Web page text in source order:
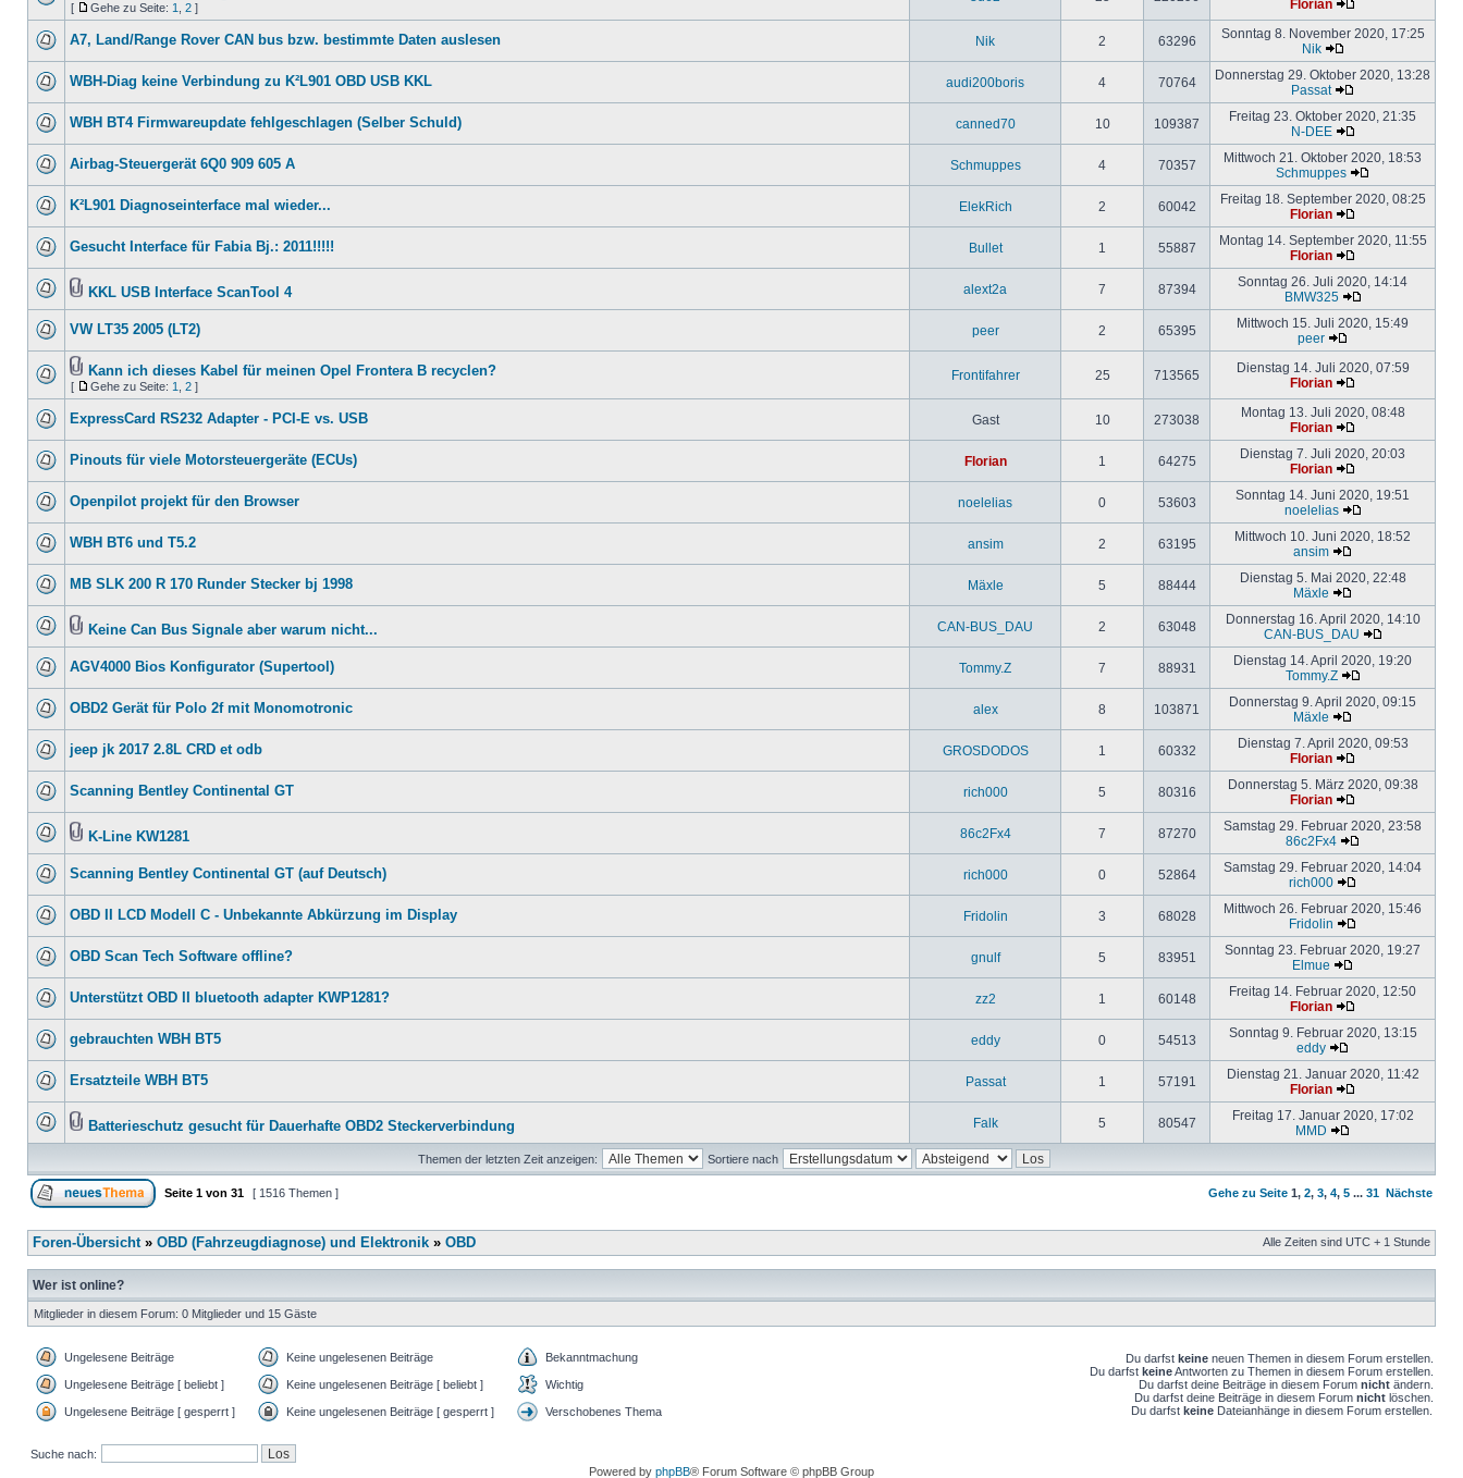
[ Gehe zu Seite: 1 2 ]
Florian
A7, Land/Range Rover CAN bus bzw. bestimmte Daten auslesen Nik 2 63296
Sonntag 8. November 2020, 17:25
Nik
WBH-Diag keine Verbindung zu K²L901 OBD USB KKL audi200boris 4 70764
Donnerstag 29. Oktober 2020, 13:28
Passat
WBH BT4 Firmwareupdate fehlgeschlagen (Selber Schuld) canned70 10 109387
Freitag 23. Oktober 2020, 21:35
N-DEE
Airbag-Steuergerät 6Q0 909 605 A Schmuppes 4 70357
Mittwoch 21. Oktober 2020, 18:53
Schmuppes
K²L901 Diagnoseinterface mal wieder... ElekRich 2 60042
Freitag 18. September 2020, 08:25
Florian
Gesucht Interface für Fabia Bj.: 2011!!!!! Bullet 1 55887
Montag 14. September 2020, 11:55
Florian
KKL USB Interface ScanTool 4 alext2a 7 87394
Sonntag 26. Juli 2020, 14:14
BMW325
VW LT35 2005 (LT2) peer 2 65395
Mittwoch 15. Juli 2020, 15:49
peer
Kann ich dieses Kabel für meinen Opel Frontera B recyclen?
[ Gehe zu Seite: 1 2 ]
Frontifahrer 25 713565
Dienstag 14. Juli 2020, 07:59
Florian
ExpressCard RS232 Adapter - PCI-E vs. USB Gast 10 273038
Montag 13. Juli 2020, 08:48
Florian
Pinouts für viele Motorsteuergeräte (ECUs) Florian 1 64275
Dienstag 7. Juli 2020, 20:03
Florian
Openpilot projekt für den Browser noelelias 0 53603
Sonntag 14. Juni 2020, 19:51
noelelias
WBH BT6 und T5.2 ansim 2 63195
Mittwoch 10. Juni 2020, 18:52
ansim
MB SLK 200 R 170 Runder Stecker bj 1998 Mäxle 5 88444
Dienstag 5. Mai 2020, 22:48
Mäxle
Keine Can Bus Signale aber warum nicht... CAN-BUS_DAU 2 63048
Donnerstag 16. April 2020, 14:10
CAN-BUS_DAU
AGV4000 Bios Konfigurator (Supertool) Tommy.Z 7 88931
Dienstag 14. April 2020, 19:20
Tommy.Z
OBD2 Gerät für Polo 2f mit Monomotronic alex 8 103871
Donnerstag 9. April 2020, 09:15
Mäxle
jeep jk 2017 2.8L CRD et odb GROSDODOS 1 60332
Dienstag 7. April 2020, 09:53
Florian
Scanning Bentley Continental GT rich000 5 80316
Donnerstag 5. März 2020, 09:38
Florian
K-Line KW1281 86c2Fx4 7 87270
Samstag 29. Februar 2020, 23:58
86c2Fx4
Scanning Bentley Continental GT (auf Deutsch) rich000 0 52864
Samstag 29. Februar 2020, 14:04
rich000
OBD II LCD Modell C - Unbekannte Abkürzung im Display Fridolin 3 68028
Mittwoch 26. Februar 2020, 15:46
Fridolin
OBD Scan Tech Software offline? gnulf 5 83951
Sonntag 23. Februar 2020, 19:27
Elmue
Unterstützt OBD II bluetooth adapter KWP1281? zz2 1 60148
Freitag 14. Februar 2020, 12:50
Florian
gebrauchten WBH BT5 eddy 0 54513
Sonntag 9. Februar 2020, 13:15
eddy
Ersatzteile WBH BT5 Passat 1 57191
Dienstag 21. Januar 2020, 11:42
Florian
Batterieschutz gesucht für Dauerhafte OBD2 Steckerverbindung Falk 5 80547
Freitag 17. Januar 2020, 17:02
MMD
Themen der letzten Zeit anzeigen: Sortiere nach
Seite 1 von 31 [ 1516 Themen ] Gehe zu Seite 1, 2, 3, 4, 5 ... 31 Nächste
Foren-Übersicht» OBD (Fahrzeugdiagnose) und Elektronik » OBD Alle Zeiten sind UTC + 1 Stunde
Wer ist online?
Mitglieder in diesem Forum: 0 Mitglieder und 15 Gäste
Ungelesene Beiträge Keine ungelesenen Beiträge Bekanntmachung
Ungelesene Beiträge [ beliebt ] Keine ungelesenen Beiträge [ beliebt ] Wichtig
Ungelesene Beiträge [ gesperrt ] Keine ungelesenen Beiträge [ gesperrt ] Verschobenes Thema
Du darfst keine neuen Themen in diesem Forum erstellen.
Du darfst keineAntworten zu Themen in diesem Forum erstellen.
Du darfst deine Beiträge in diesem Forum nicht ändern.
Du darfst deine Beiträge in diesem Forum nicht löschen.
Du darfst keine Dateianhänge in diesem Forum erstellen.
Suche nach:
Powered by phpBB® Forum Software © phpBB Group